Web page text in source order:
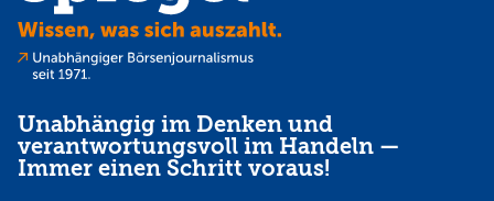
Unabhängig im Denken und
verantwortungsvoll im Handeln —
Immer einen Schritt voraus!